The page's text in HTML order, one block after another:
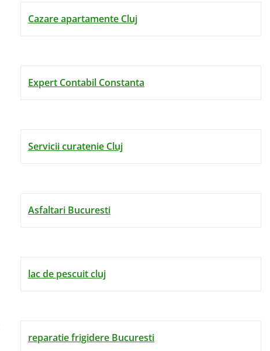
Cazare apartamente Cluj
Expert Contabil Constanta
Servicii curatenie Cluj
Asfaltari Bucuresti
lac de pescuit cluj
reparatie frigidere Bucuresti